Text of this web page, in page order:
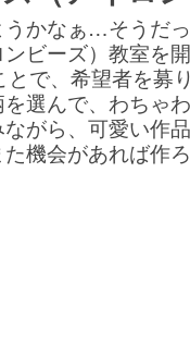
かなぁ…そうだ
ビーズ）教室を
とで、希望者を募
を選んで、わちゃ
がら、可愛い作
た機会があれば作